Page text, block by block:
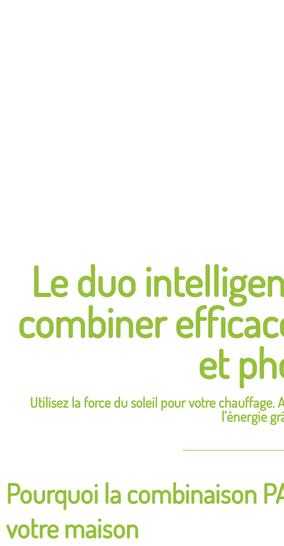
Le duo
combiner
et
Utilisez la force du soleil pour votre chauffage.
l’énergie
Pourquoi la combinaison
votre maison